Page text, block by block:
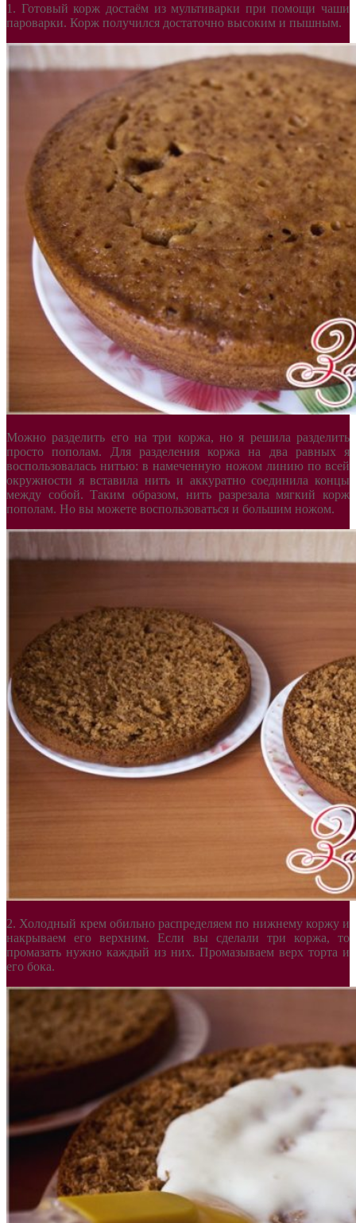
1. Готовый корж достаём из мультиварки при помощи чаши
пароварки. Корж получился достаточно высоким и пышным.
Можно разделить его на три коржа, но я решила разделить
просто пополам. Для разделения коржа на два равных я
воспользовалась нитью: в намеченную ножом линию по всей
окружности я вставила нить и аккуратно соединила концы
между собой. Таким образом, нить разрезала мягкий корж
пополам. Но вы можете воспользоваться и большим ножом.
2. Холодный крем обильно распределяем по нижнему коржу и
накрываем его верхним. Если вы сделали три коржа, то
промазать нужно каждый из них. Промазываем верх торта и
его бока.